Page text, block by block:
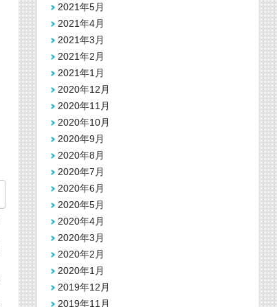
2021年5月
2021年4月
2021年3月
2021年2月
2021年1月
2020年12月
2020年11月
2020年10月
2020年9月
2020年8月
2020年7月
2020年6月
2020年5月
2020年4月
2020年3月
2020年2月
2020年1月
2019年12月
2019年11月